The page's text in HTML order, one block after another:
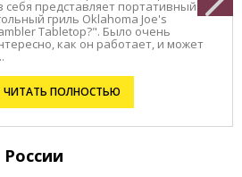
себя представляет портативный
гриль Oklahoma Joe's
Tabletop?". Было очень
как он работает, и может
ЧИТАТЬ ПОЛНОСТЬЮ